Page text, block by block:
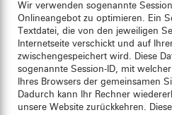
Wir verwenden sogenannte
Onlineangebot zu optimieren. Ein
Textdatei, die von den jeweiligen
Internetseite verschickt und auf
zwischengespeichert wird. Diese
sogenannte Session-ID, mit
Ihres Browsers der gemeinsamen
Dadurch kann Ihr Rechner
unsere Website zurückkehren.